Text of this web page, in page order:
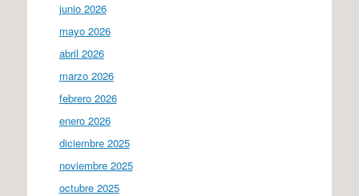
junio 2026
mayo 2026
abril 2026
marzo 2026
febrero 2026
enero 2026
diciembre 2025
noviembre 2025
octubre 2025